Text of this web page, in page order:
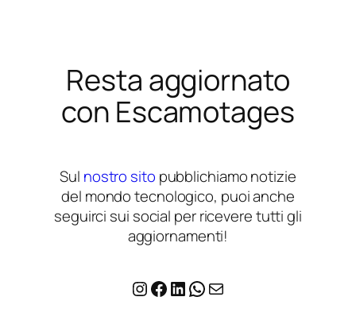
Resta aggiornato
con Escamotages
Sul nostro sito pubblichiamo notizie
del mondo tecnologico, puoi anche
seguirci sui social per ricevere tutti gli
aggiornamenti!
Instagram
Facebook
LinkedIn
WhatsApp
Email